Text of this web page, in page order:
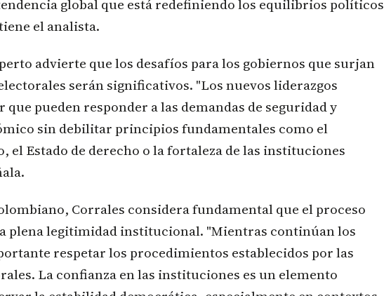
global que está redefiniendo los equilibrios políticos
el analista.
advierte que los desafíos para los gobiernos que surjan
serán significativos. "Los nuevos liderazgos
pueden responder a las demandas de seguridad y
sin debilitar principios fundamentales como el
Estado de derecho o la fortaleza de las instituciones
Corrales considera fundamental que el proceso
plena legitimidad institucional. "Mientras continúan los
respetar los procedimientos establecidos por las
La confianza en las instituciones es un elemento